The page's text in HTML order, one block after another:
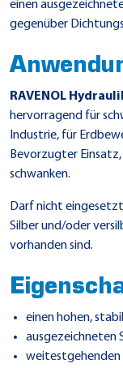
einen
gegenüber
RAVENOL
hervorragend für
Industrie, für
Bevorzugter
schwanken.
Darf nicht
Silber und/oder
vorhanden sind.
einen hohen,
ausgezeichneten
weitestgehenden